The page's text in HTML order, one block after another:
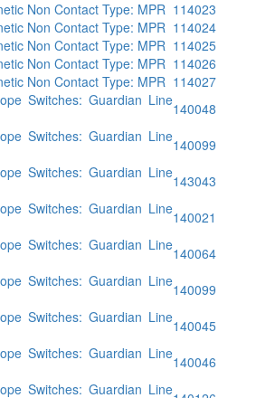
Non Contact Type: MPR 114023
Non Contact Type: MPR 114024
Non Contact Type: MPR 114025
Non Contact Type: MPR 114026
Non Contact Type: MPR 114027
Switches: Guardian Line140048
Switches: Guardian Line140099
Switches: Guardian Line143043
Switches: Guardian Line140021
Switches: Guardian Line140064
Switches: Guardian Line140099
Switches: Guardian Line140045
Switches: Guardian Line140046
Switches: Guardian Line